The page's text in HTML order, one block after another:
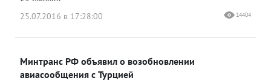
25.07.2016 в 17:28:00
14404
Минтранс РФ объявил о возобновлении
авиасообщения с Турцией